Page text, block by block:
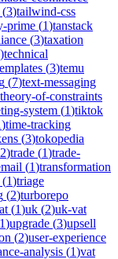
(3)tailwind-css
prime (1)tanstack
(3)taxation
)technical
(3)temu
(7)text-messaging
theory-of-constraints
system (1)tiktok
)time-tracking
(3)tokopedia
2)trade (1)trade-
(1)transformation
(1)triage
(2)turborepo
(1)uk (2)uk-vat
1)upgrade (3)upsell
(2)user-experience
analysis (1)vat